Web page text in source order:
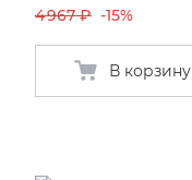
4 967 ₽ -15%
В корзину